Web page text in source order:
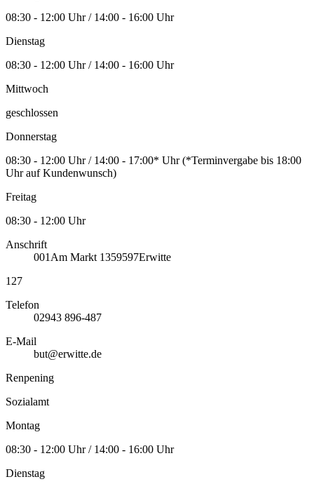
08:30 - 12:00 Uhr / 14:00 - 16:00 Uhr
Dienstag
08:30 - 12:00 Uhr / 14:00 - 16:00 Uhr
Mittwoch
geschlossen
Donnerstag
08:30 - 12:00 Uhr / 14:00 - 17:00* Uhr (*Terminvergabe bis 18:00
Uhr auf Kundenwunsch)
Freitag
08:30 - 12:00 Uhr
Anschrift
001 Am Markt 1359597Erwitte
127
Telefon
02943 896-487
E-Mail
but@erwitte.de
Renpening
Sozialamt
Montag
08:30 - 12:00 Uhr / 14:00 - 16:00 Uhr
Dienstag